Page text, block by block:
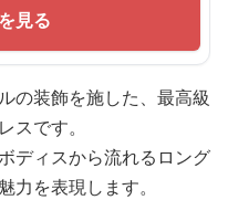
見る
の装飾を施した、最高級
スです。
ディスから流れるロング
力を表現します。